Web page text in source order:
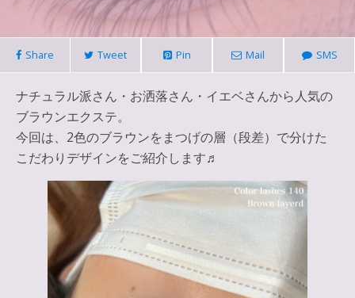
Share Tweet Pin Mail SMS
ナチュラル派さん・お洒落さん・イエベさんから人気の
ブラウンエクステ。
今回は、2色のブラウンをまつげの層（段差）で分けた
こだわりデザインをご紹介します♬